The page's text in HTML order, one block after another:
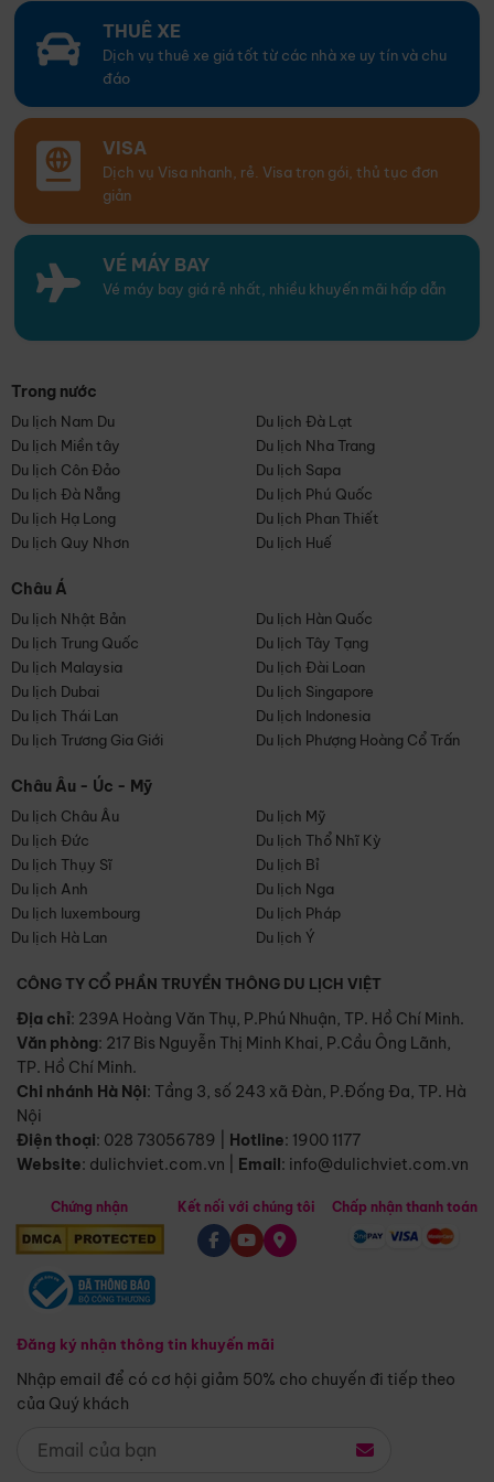
THUÊ XE
Dịch vụ thuê xe giá tốt từ các nhà xe uy tín và chu
đáo
VISA
Dịch vụ Visa nhanh, rẻ. Visa trọn gói, thủ tục đơn
giản
VÉ MÁY BAY
Vé máy bay giá rẻ nhất, nhiều khuyến mãi hấp dẫn
Trong nước
Du lịch Nam Du
Du lịch Đà Lạt
Du lịch Miền tây
Du lịch Nha Trang
Du lịch Côn Đảo
Du lịch Sapa
Du lịch Đà Nẵng
Du lịch Phú Quốc
Du lịch Hạ Long
Du lịch Phan Thiết
Du lịch Quy Nhơn
Du lịch Huế
Châu Á
Du lịch Nhật Bản
Du lịch Hàn Quốc
Du lịch Trung Quốc
Du lịch Tây Tạng
Du lịch Malaysia
Du lịch Đài Loan
Du lịch Dubai
Du lịch Singapore
Du lịch Thái Lan
Du lịch Indonesia
Du lịch Trương Gia Giới
Du lịch Phượng Hoàng Cổ Trấn
Châu Âu - Úc - Mỹ
Du lịch Châu Âu
Du lịch Mỹ
Du lịch Đức
Du lịch Thổ Nhĩ Kỳ
Du lịch Thụy Sĩ
Du lịch Bỉ
Du lịch Anh
Du lịch Nga
Du lịch luxembourg
Du lịch Pháp
Du lịch Hà Lan
Du lịch Ý
CÔNG TY CỔ PHẦN TRUYỀN THÔNG DU LỊCH VIỆT
Địa chỉ: 239A Hoàng Văn Thụ, P.Phú Nhuận, TP. Hồ Chí Minh.
Văn phòng: 217 Bis Nguyễn Thị Minh Khai, P.Cầu Ông Lãnh,
TP. Hồ Chí Minh.
Chi nhánh Hà Nội: Tầng 3, số 243 xã Đàn, P.Đống Đa, TP. Hà
Nội
Điện thoại: 028 73056789 Hotline: 1900 1177
Website: dulichviet.com.vn Email: info@dulichviet.com.vn
Chứng nhận
Đăng ký nhận thông tin khuyến mãi
Nhập email để có cơ hội giảm 50% cho chuyến đi tiếp theo
của Quý khách
Kết nối với chúng tôi Chấp nhận thanh toán